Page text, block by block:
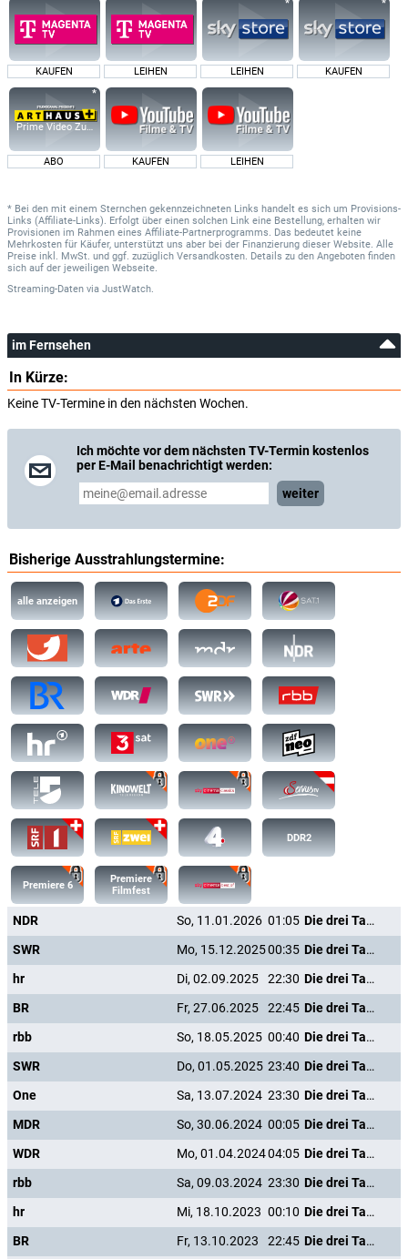
KAUFEN LEIHEN LEIHEN KAUFEN
Prime Video Zusatz-Kanäle
ABO KAUFEN LEIHEN
* Bei den mit einem Sternchen gekennzeichneten Links handelt es sich um Provisions-
Links (Affiliate-Links). Erfolgt über einen solchen Link eine Bestellung, erhalten wir
Provisionen im Rahmen eines Affiliate-Partnerprogramms. Das bedeutet keine
Mehrkosten für Käufer, unterstützt uns aber bei der Finanzierung dieser Website. Alle
Preise inkl. MwSt. und ggf. zuzüglich Versandkosten. Details zu den Angeboten finden
sich auf der jeweiligen Webseite.
Streaming-Daten via JustWatch.
im Fernsehen
In Kürze:
Keine TV-Termine in den nächsten Wochen.
Ich möchte vor dem nächsten TV-Termin kostenlos
per E-Mail benachrichtigt werden:
weiter
Bisherige Ausstrahlungstermine:
alle anzeigen
DDR2
Premiere 6
Premiere
Filmfest
NDR So, 11.01.2026 01:05
Die drei Tage des Condor
SWR
Mo, 15.12.202500:35
Die drei Tage des Condor
hr
Di, 02.09.2025 22:30
Die drei Tage des Condor
BR
Fr, 27.06.2025 22:45
Die drei Tage des Condor
rbb
So, 18.05.2025 00:40
Die drei Tage des Condor
SWR
Do, 01.05.2025 23:40
Die drei Tage des Condor
One
Sa, 13.07.2024 23:30
Die drei Tage des Condor
MDR
So, 30.06.2024 00:05
Die drei Tage des Condor
WDR
Mo, 01.04.202404:05
Die drei Tage des Condor
rbb
Sa, 09.03.2024 23:30
Die drei Tage des Condor
hr
Mi, 18.10.2023 00:10
Die drei Tage des Condor
BR
Fr, 13.10.2023 22:45 Die drei Tage des Condor